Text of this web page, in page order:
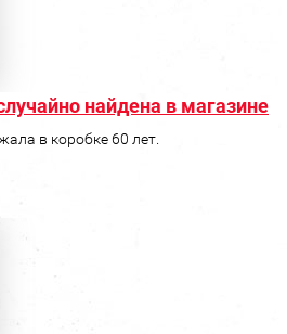
найдена в магазине
в коробке 60 лет.